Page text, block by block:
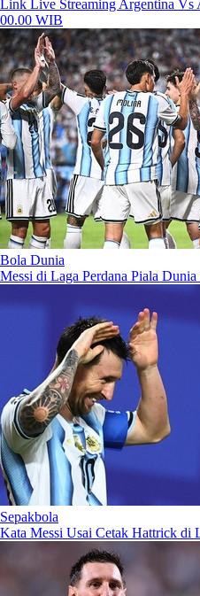
Link Live Streaming Argentina
00.00 WIB
Bola Dunia
Messi di Laga Perdana Piala
Sepakbola
Kata Messi Usai Cetak Hattrick di